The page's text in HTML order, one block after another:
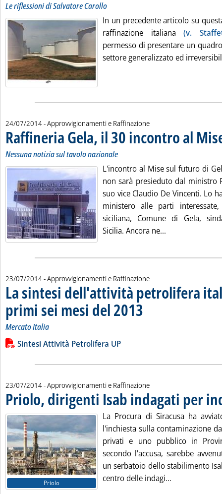
Le riflessioni di Salvatore Carollo
In un precedente articolo su
raffinazione italiana (v.
permesso di presentare un
settore generalizzato ed
24/07/2014- Approvvigionamenti e Raffinazione
Raffineria Gela, il 30 incontro al
Nessuna notizia sul tavolo nazionale
L'incontro al Mise sul futuro di
non sarà presieduto dal ministro
suo vice Claudio De Vincenti. Lo
ministero alle parti
siciliana, Comune di Gela,
Sicilia. Ancora ne...
23/07/2014- Approvvigionamenti e Raffinazione
La sintesi dell'attività petrolifera
primi sei mesi del 2013
Mercato Italia
Leggi tutta la notizia: 'La sintesi dell'attività petrolifera
Lista allegati PDF alla notizia
Sintesi Attività Petrolifera UP
23/07/2014- Approvvigionamenti e Raffinazione
Priolo, dirigenti Isab indagati per
Priolo
La Procura di Siracusa ha
l'inchiesta sulla contaminazione
privati e uno pubblico in
secondo l'accusa, sarebbe
un serbatoio dello stabilimento
centro delle indagi...